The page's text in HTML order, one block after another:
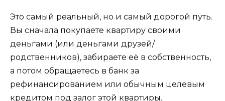
Это самый реальный, но и самый дорогой путь.
Вы сначала покупаете квартиру своими
деньгами (или деньгами друзей/
родственников), забираете её в собственность,
а потом обращаетесь в банк за
рефинансированием или обычным целевым
кредитом под залог этой квартиры.